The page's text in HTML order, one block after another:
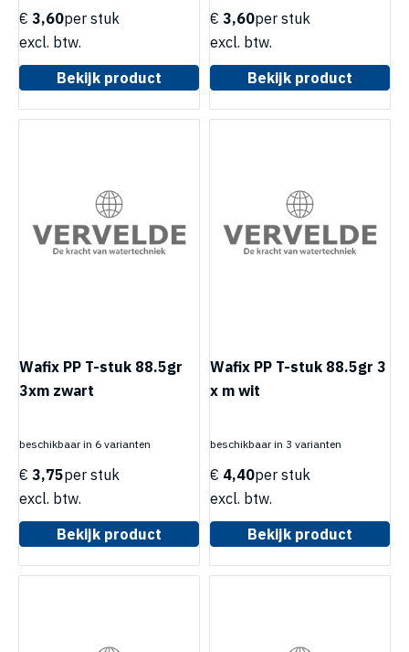
€ 3,60per stuk
excl. btw.
Bekijk product
€ 3,60per stuk
excl. btw.
Bekijk product
Wafix PP T-stuk 88.5gr
3xm zwart
beschikbaar in 6 varianten
€ 3,75per stuk
excl. btw.
Bekijk product
Wafix PP T-stuk 88.5gr 3
x m wit
beschikbaar in 3 varianten
€ 4,40per stuk
excl. btw.
Bekijk product